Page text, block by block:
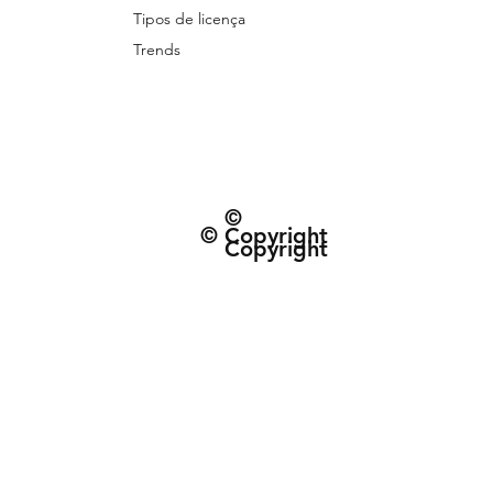
Tipos de licença
Trends
©
Copyright
© Copyright